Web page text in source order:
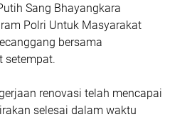
Sang Bhayangkara
Polri Untuk Masyarakat
bersama
setempat.
renovasi telah mencapai
selesai dalam waktu